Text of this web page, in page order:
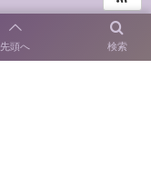
検索
先頭へ